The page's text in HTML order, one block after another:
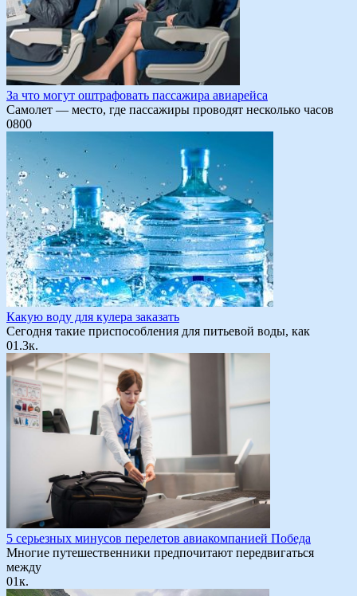
За что могут оштрафовать пассажира авиарейса
Самолет — место, где пассажиры проводят несколько часов
0800
Какую воду для кулера заказать
Сегодня такие приспособления для питьевой воды, как
01.3к.
5 серьезных минусов перелетов авиакомпанией Победа
Многие путешественники предпочитают передвигаться
между
01к.